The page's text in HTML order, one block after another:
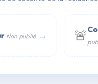
Non publié → 🚨